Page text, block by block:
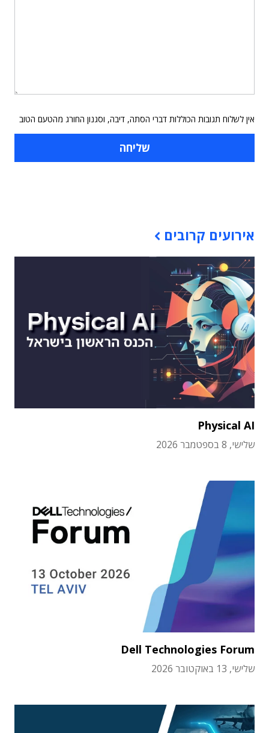
אין לשלוח תגובות הכוללות דברי הסתה, דיבה, וסגנון החורג מהטעם הטוב
אירועים קרובים
Physical AI
שלישי, 8 בספטמבר 2026
Dell Technologies Forum
שלישי, 13 באוקטובר 2026